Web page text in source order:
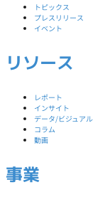
トピックス
プレスリリース
イベント
リソース
レポート
インサイト
データ/ビジュアル
コラム
動画
事業